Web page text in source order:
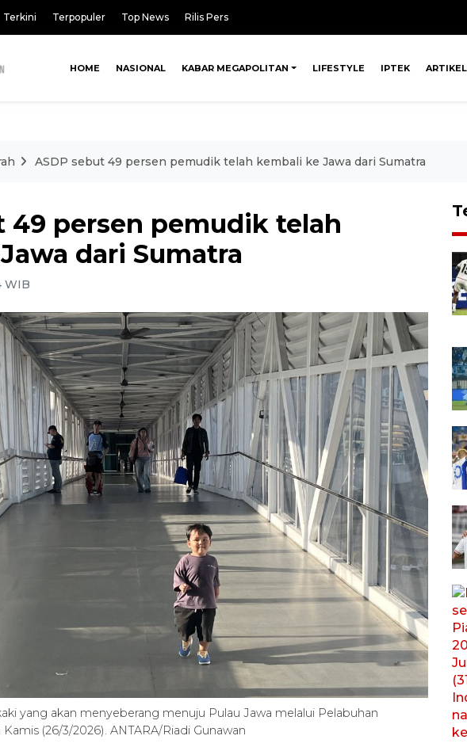
Terkini Terpopuler Top News Rilis Pers
HOME NASIONAL KABAR MEGAPOLITAN LIFESTYLE IPTEK ARTIKEL
ASDP sebut 49 persen pemudik telah kembali ke Jawa dari Sumatra
49 persen pemudik telah
dari Sumatra
WIB
yang akan menyeberang menuju Pulau Jawa melalui Pelabuhan
(26/3/2026). ANTARA/Riadi Gunawan